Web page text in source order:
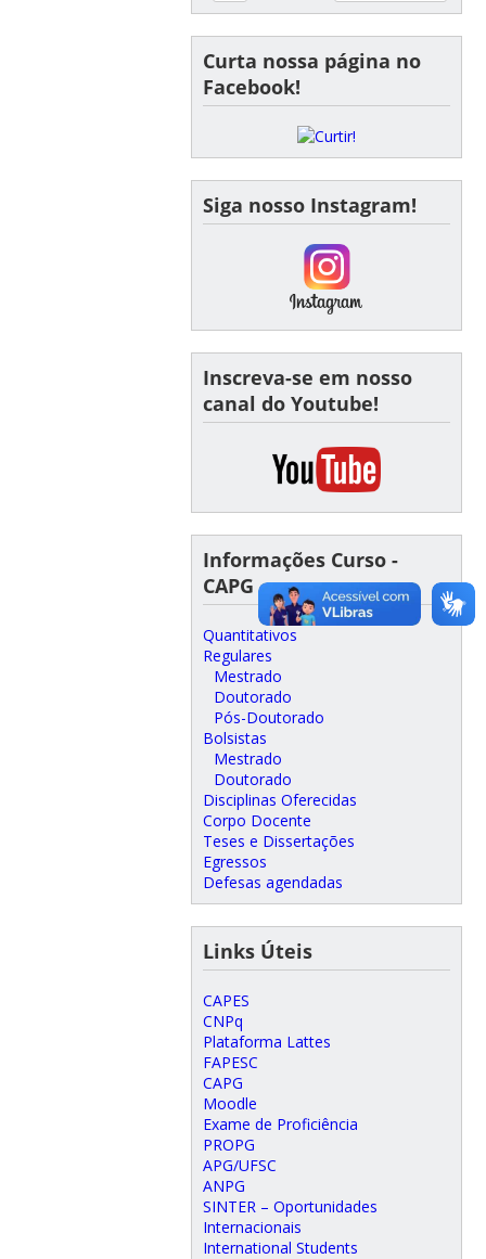
Curta nossa página no
Facebook!
Siga nosso Instagram!
Inscreva-se em nosso
canal do Youtube!
Informações Curso -
CAPG
Quantitativos
Regulares
Mestrado
Doutorado
Pós-Doutorado
Bolsistas
Mestrado
Doutorado
Disciplinas Oferecidas
Corpo Docente
Teses e Dissertações
Egressos
Defesas agendadas
Links Úteis
CAPES
CNPq
Plataforma Lattes
FAPESC
CAPG
Moodle
Exame de Proficiência
PROPG
APG/UFSC
ANPG
SINTER – Oportunidades
Internacionais
International Students